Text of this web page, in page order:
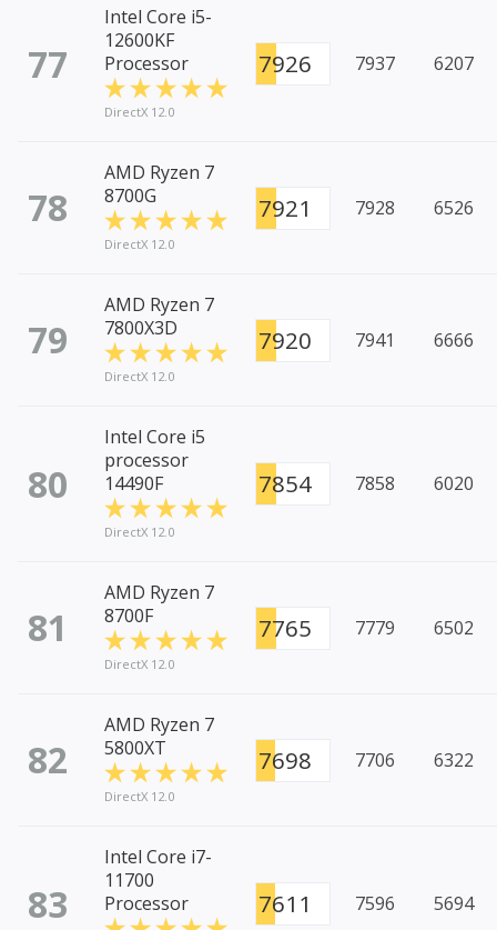
77
Intel Core i5-
12600KF
Processor
DirectX 12.0
7926 7937 6207
78
AMD Ryzen 7
8700G
DirectX 12.0
7921 7928 6526
79
AMD Ryzen 7
7800X3D
DirectX 12.0
7920 7941 6666
80
Intel Core i5
processor
14490F
DirectX 12.0
7854 7858 6020
81
AMD Ryzen 7
8700F
DirectX 12.0
7765 7779 6502
82
AMD Ryzen 7
5800XT
DirectX 12.0
7698 7706 6322
83
Intel Core i7-
11700
Processor
7611 7596 5694